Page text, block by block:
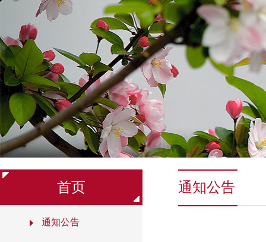
首页
通知公告
通知公告